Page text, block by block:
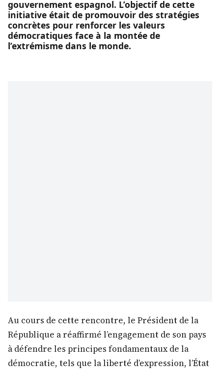
gouvernement espagnol. L’objectif de cette
initiative était de promouvoir des stratégies
concrètes pour renforcer les valeurs
démocratiques face à la montée de
l’extrémisme dans le monde.
Au cours de cette rencontre, le Président de la
République a réaffirmé l’engagement de son pays
à défendre les principes fondamentaux de la
démocratie, tels que la liberté d’expression, l’État